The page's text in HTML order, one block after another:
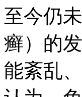
至今仍
癣）的
能紊乱